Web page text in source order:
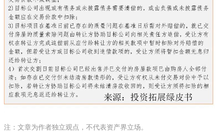
注：文章为作者独立观点，不代表资产界立场。